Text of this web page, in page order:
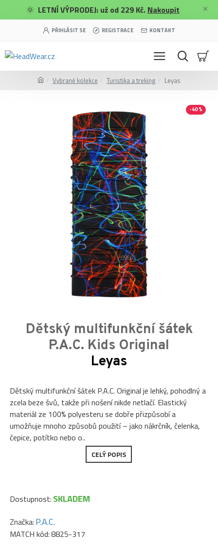
🌞 LETNÍ VÝPRODEJ: už od 229 Kč. Nakoupit
PŘIHLÁSIT SE REGISTRACE KONTAKT
Vybrané kolekce Turistika a treking Leyas
-40 %
Dětský multifunkční šátek
P.A.C. Kids Original
Leyas
Dětský multifunkční šátek P.A.C. Original je lehký, pohodlný a
zcela beze švů, takže při nošení nikde netlačí. Elastický
materiál ze 100% polyesteru se dobře přizpůsobí a
umožňuje mnoho způsobů použití – jako nákrčník, čelenka,
čepice, potítko nebo o..
CELÝ POPIS
Dostupnost: SKLADEM
Značka: P.A.C.
MATCH kód:8825-317